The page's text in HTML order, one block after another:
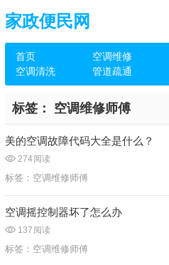
家政便民网
首页 空调维修
空调清洗
管道疏通
标签： 空调维修师傅
美的空调故障代码大全是什么？
274阅读
标签： 空调维修师傅
空调摇控制器坏了怎么办
137 阅读
标签： 空调维修师傅